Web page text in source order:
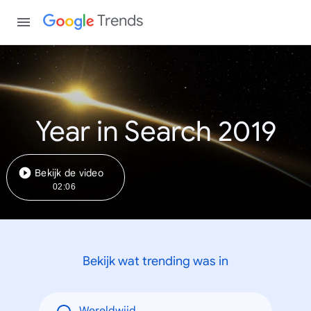
Trends
Year in Search 2019
Bekijk de video
02:06
Bekijk wat trending was in